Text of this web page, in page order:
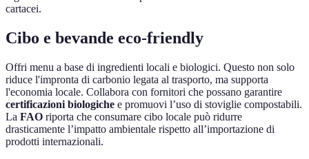
cartacei.
Cibo e bevande eco-friendly
Offri menu a base di ingredienti locali e biologici. Questo non solo
riduce l'impronta di carbonio legata al trasporto, ma supporta
l'economia locale. Collabora con fornitori che possano garantire
certificazioni biologiche e promuovi l’uso di stoviglie compostabili.
La FAO riporta che consumare cibo locale può ridurre
drasticamente l’impatto ambientale rispetto all’importazione di
prodotti internazionali.